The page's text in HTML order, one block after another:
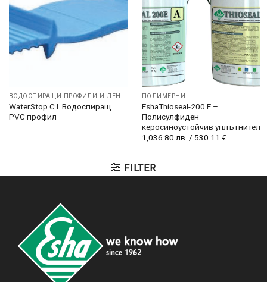
FILTER
ВОДОСПИРАЩИ ПРОФИЛИ И ЛЕНТИ
WaterStop C.I. Водоспиращ
PVC профил
ПОЛИМЕРНИ
EshaThioseal-200 E –
Полисулфиден
керосиноустойчив уплътнител
1,036.80 лв. / 530.11 €